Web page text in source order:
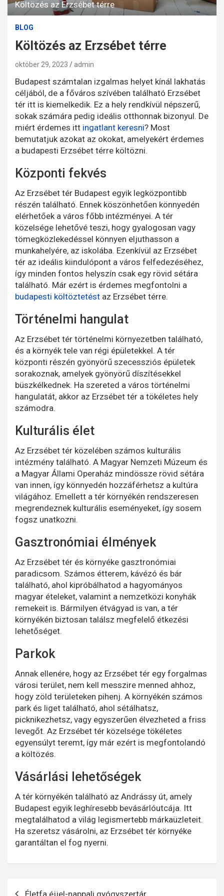
Költözés az Erzsébet térre
BLOG
Költözés az Erzsébet térre
október 29, 2023 admin
Budapest számtalan izgalmas helyet kínál lakhatás
céljából, de a főváros szívében található Erzsébet
tér itt is kiemelkedik. Ez a hely rendkívül népszerű,
sokak számára pedig ideális otthonnak bizonyul. De
miért érdemes itt ingatlant keresni? Most
bemutatjuk azokat az okokat, amelyekért érdemes
a budapesti Erzsébet térre költözni.
Központi fekvés
Az Erzsébet tér Budapest egyik legközpontibb
részén található. Ennek köszönhetően könnyedén
elérhetőek a város főbb intézményei. A tér
közelsége lehetővé teszi, hogy gyalogosan vagy
tömegközlekedéssel könnyen eljuthasson a
munkahelyére, az iskolába. Ezenkívül az Erzsébet
tér az ideális kiindulópont a város felfedezéséhez,
így minden fontos helyszín csak egy rövid sétára
található. Már ezért is érdemes megfontolni a
budapesti költöztetést az Erzsébet térre.
Történelmi hangulat
Az Erzsébet tér történelmi környezetben található,
és a környék tele van régi épületekkel. A tér
központi részén gyönyörű szecessziós épületek
sorakoznak, amelyek gyönyörű díszítésekkel
büszkélkednek. Ha szereted a város történelmi
hangulatát, akkor az Erzsébet tér a tökéletes hely
számodra.
Kulturális élet
Az Erzsébet tér közelében számos kulturális
intézmény található. A Magyar Nemzeti Múzeum és
a Magyar Állami Operaház mindössze rövid sétára
van innen, így könnyedén hozzáférhetsz a kultúra
világához. Emellett a tér környékén rendszeresen
megrendeznek kulturális eseményeket, így sosem
fogsz unatkozni.
Gasztronómiai élmények
Az Erzsébet tér és környéke gasztronómiai
paradicsom. Számos étterem, kávézó és bár
található, ahol kipróbálhatod a hagyományos
magyar ételeket, valamint a nemzetközi konyhák
remekeit is. Bármilyen étvágyad is van, a tér
környékén biztosan találsz megfelelő étkezési
lehetőséget.
Parkok
Annak ellenére, hogy az Erzsébet tér egy forgalmas
városi terület, nem kell messzire menned ahhoz,
hogy zöld területeken pihenj. A környékén számos
park és liget található, ahol sétálhatsz,
picknikezhetsz, vagy egyszerűen élvezheted a friss
levegőt. Az Erzsébet tér közelsége tökéletes
egyensúlyt teremt, így már ezért is megfontolandó
a költözés.
Vásárlási lehetőségek
A tér környékén található az Andrássy út, amely
Budapest egyik leghíresebb bevásárlóutcája. Itt
megtalálhatod a világ legismertebb márkaüzleteit.
Ha szeretsz vásárolni, az Erzsébet tér környéke
garantáltan el fog nyerni.
Bejegyzés
Életfa éjjel-nappali gyógyszertár